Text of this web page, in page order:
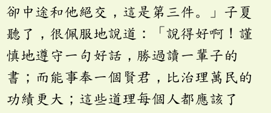
卻中途和他絕交，這是第三件。」子夏
聽了，很佩服地說道：「說得好啊！謹
慎地遵守一句好話，勝過讀一輩子的
書；而能事奉一個賢君，比治理萬民的
功績更大；這些道理每個人都應該了